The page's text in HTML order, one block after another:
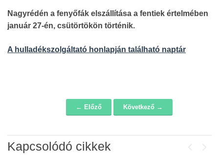
Nagyrédén a fenyőfák elszállítása a fentiek értelmében
január 27-én, csütörtökön történik.
A hulladékszolgáltató honlapján található naptár
← Előző Következő →
Kapcsolódó cikkek